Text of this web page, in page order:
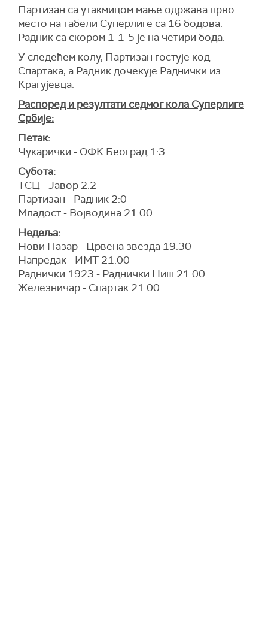
Партизан са утакмицом мање одржава прво
место на табели Суперлиге са 16 бодова.
Радник са скором 1-1-5 је на четири бода.
У следећем колу, Партизан гостује код
Спартака, а Радник дочекује Раднички из
Крагујевца.
Распоред и резултати седмог кола Суперлиге
Србије:
Петак:
Чукарички - ОФК Београд 1:3
Субота:
ТСЦ - Јавор 2:2
Партизан - Радник 2:0
Младост - Војводина 21.00
Недеља:
Нови Пазар - Црвена звезда 19.30
Напредак - ИМТ 21.00
Раднички 1923 - Раднички Ниш 21.00
Железничар - Спартак 21.00